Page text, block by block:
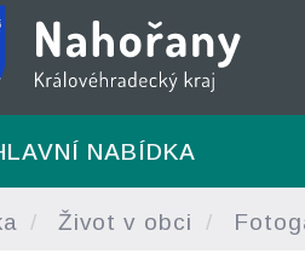
NABÍDKA
Život v obci